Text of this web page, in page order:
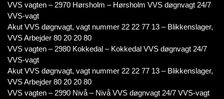
VVS vagten – 2970 Hørsholm – Hørsholm VVS døgnvagt 24/7
VVS-vagt
Akut VVS døgnvagt, vagt nummer 22 22 77 13 – Blikkenslager,
VVS Arbejder 80 20 20 80
VVS vagten – 2980 Kokkedal – Kokkedal VVS døgnvagt 24/7
VVS-vagt
Akut VVS døgnvagt, vagt nummer 22 22 77 13 – Blikkenslager,
VVS Arbejder 80 20 20 80
VVS vagten – 2990 Nivå – Nivå VVS døgnvagt 24/7 VVS-vagt